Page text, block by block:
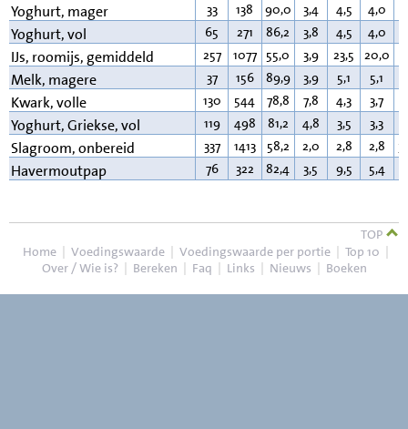
Yoghurt, mager 33 138 90,0 3,4 4,5 4,0
Yoghurt, vol 65 271 86,2 3,8 4,5 4,0
IJs, roomijs, gemiddeld 257 1077 55,0 3,9 23,5 20,0
Melk, magere 37 156 89,9 3,9 5,1 5,1
Kwark, volle 130 544 78,8 7,8 4,3 3,7
Yoghurt, Griekse, vol 119 498 81,2 4,8 3,5 3,3
Slagroom, onbereid 337 1413 58,2 2,0 2,8 2,8
Havermoutpap 76 322 82,4 3,5 9,5 5,4
TOP
Home | Voedingswaarde | Voedingswaarde per portie | Top 10 |
Over / Wie is? | Bereken | Faq | Links | Nieuws | Boeken